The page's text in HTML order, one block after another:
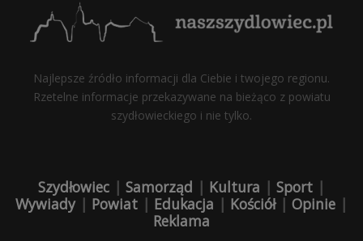
Najlepsze źródło informacji dla Ciebie i twojego regionu.
Rzetelne informacje przekazywane na bieżąco z powiatu
szydłowieckiego i nie tylko.
Szydłowiec | Samorząd | Kultura | Sport |
Wywiady| Powiat | Edukacja | Kościół| Opinie |
Reklama